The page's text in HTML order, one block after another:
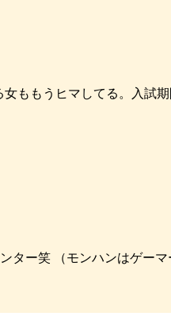
ももうヒマしてる。入試
ター笑 （モンハンはゲー